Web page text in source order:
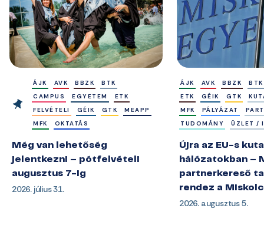
ÁJK AVK BBZK
BTK
CAMPUS
EGYETEM
ETK
FELVÉTELI
GÉIK GTK
MEAPP
MFK
OKTATÁS
Még van lehetőség
jelentkezni – pótfelvételi
augusztus 7-ig
2026. július 31.
ÁJK AVK BBZK
BTK
ETK
GÉIK GTK
MFK
PÁLYÁZAT
TUDOMÁNY
ÜZLET /
Újra az EU-s
hálózatokban –
partnerkereső
rendez a
2026. augusztus 5.